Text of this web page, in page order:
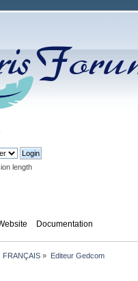
length
Documentation
FRANÇAIS » Editeur Gedcom